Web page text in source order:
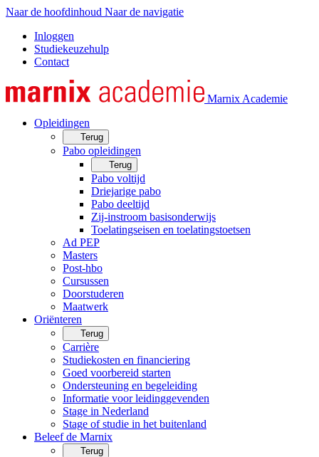
Naar de hoofdinhoud Naar de navigatie
Inloggen
Studiekeuzehulp
Contact
Marnix Academie
Opleidingen
Terug
Pabo opleidingen
Terug
Pabo voltijd
Driejarige pabo
Pabo deeltijd
Zij-instroom basisonderwijs
Toelatingseisen en toelatingstoetsen
Ad PEP
Masters
Post-hbo
Cursussen
Doorstuderen
Maatwerk
Oriënteren
Terug
Carrière
Studiekosten en financiering
Goed voorbereid starten
Ondersteuning en begeleiding
Informatie voor leidinggevenden
Stage in Nederland
Stage of studie in het buitenland
Beleef de Marnix
Terug